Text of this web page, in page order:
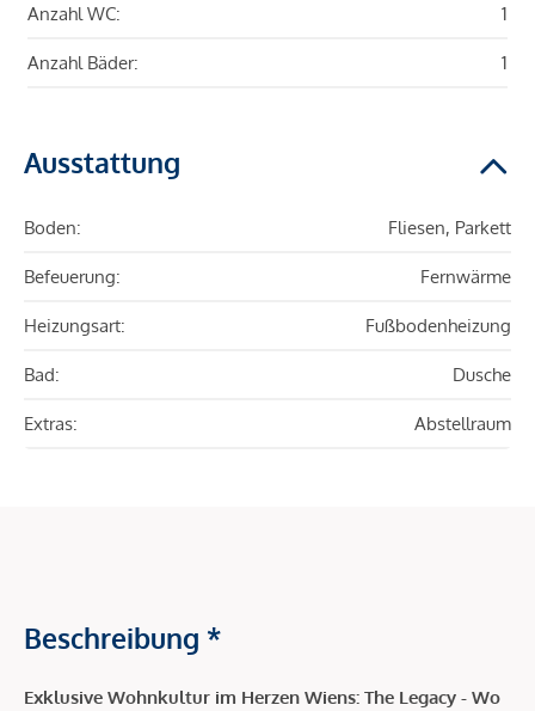
Anzahl WC: 1
Anzahl Bäder: 1
Ausstattung
Boden: Fliesen, Parkett
Befeuerung: Fernwärme
Heizungsart: Fußbodenheizung
Bad: Dusche
Extras: Abstellraum
Beschreibung *
Exklusive Wohnkultur im Herzen Wiens: The Legacy - Wo